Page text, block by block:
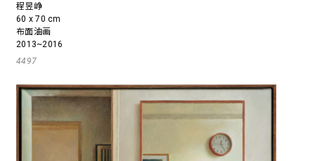
程昱峥
60 x 70 cm
布面油画
2013~2016
4497